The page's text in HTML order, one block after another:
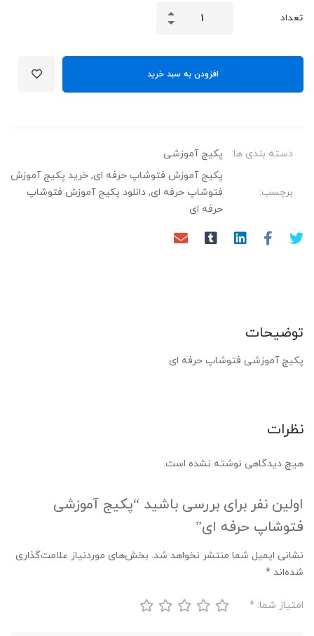
تعداد
حرفه
عدد
افزودن به سبد خرید
دسته بندی ها: پکیج آموزشی
برچسب:
پکیج آموزش فتوشاپ حرفه ای, خرید پکیج آموزش
فتوشاپ حرفه ای, دانلود پکیج آموزش فتوشاپ
حرفه ای
توضیحات
پکیج آموزشی فتوشاپ حرفه ای
نظرات
هیچ دیدگاهی نوشته نشده است.
اولین نفر برای بررسی باشید “پکیج آموزشی
فتوشاپ حرفه ای”
نشانی ایمیل شما منتشر نخواهد شد. بخش‌های موردنیاز علامت‌گذاری
شده‌اند *
امتیاز شما: *